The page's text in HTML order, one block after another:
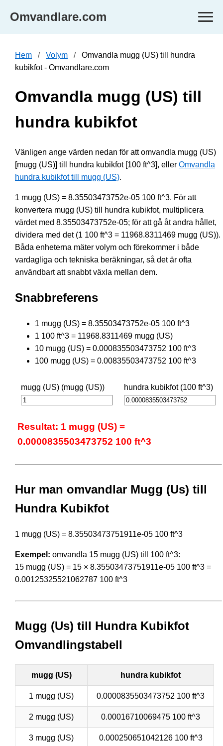
Omvandlare.com
Hem Volym
Omvandla mugg (US) till hundra
kubikfot - Omvandlare.com
Omvandla mugg (US) till
hundra kubikfot
Vänligen ange värden nedan för att omvandla mugg (US)
[mugg (US)] till hundra kubikfot [100 ft^3], eller Omvandla
hundra kubikfot till mugg (US).
1 mugg (US) = 8.35503473752e-05 100 ft^3. För att
konvertera mugg (US) till hundra kubikfot, multiplicera
värdet med 8.35503473752e-05; för att gå åt andra hållet,
dividera med det (1 100 ft^3 = 11968.8311469 mugg (US)).
Båda enheterna mäter volym och förekommer i både
vardagliga och tekniska beräkningar, så det är ofta
användbart att snabbt växla mellan dem.
Snabbreferens
1 mugg (US) = 8.35503473752e-05 100 ft^3
1 100 ft^3 = 11968.8311469 mugg (US)
10 mugg (US) = 0.000835503473752 100 ft^3
100 mugg (US) = 0.00835503473752 100 ft^3
mugg (US) (mugg (US)) hundra kubikfot (100 ft^3)
Resultat: 1 mugg (US) =
0.0000835503473752 100 ft^3
Hur man omvandlar Mugg (Us) till
Hundra Kubikfot
1 mugg (US) = 8.35503473751911e-05 100 ft^3
Exempel: omvandla 15 mugg (US) till 100 ft^3:
15 mugg (US) = 15 × 8.35503473751911e-05 100 ft^3 =
0.00125325521062787 100 ft^3
Mugg (Us) till Hundra Kubikfot
Omvandlingstabell
mugg (US) hundra kubikfot
1 mugg (US) 0.0000835503473752 100 ft^3
2 mugg (US) 0.00016710069475 100 ft^3
3 mugg (US) 0.000250651042126 100 ft^3